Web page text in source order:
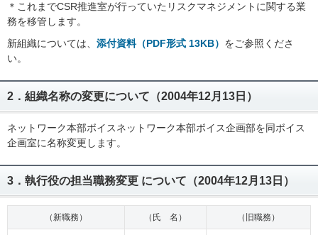
＊これまでCSR推進室が行っていたリスクマネジメントに関する業
務を移管します。
新組織については、 添付資料（PDF形式 13KB） をご参照くださ
い。
2．組織名称の変更について（2004年12月13日）
ネットワーク本部ボイスネットワーク本部ボイス企画部を同ボイス
企画室に名称変更します。
3．執行役の担当職務変更 について（2004年12月13日）
（新職務） （氏 名） （旧職務）